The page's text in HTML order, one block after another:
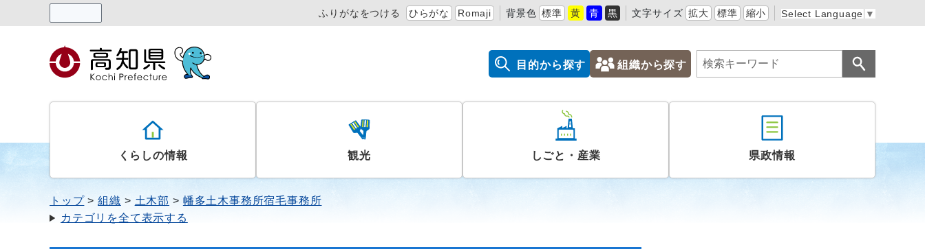
ふりがなをつける ひらがな Romaji 背景色 標準 黄 青 黒 文字サイズ 拡大 標準 縮小 Select Language ▼
目的から探す 組織から探す
くらしの情報 観光 しごと・産業 県政情報
トップ 組織 土木部
幡多土木事務所宿毛事務所
カテゴリを全て表示する